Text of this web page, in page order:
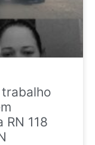
118